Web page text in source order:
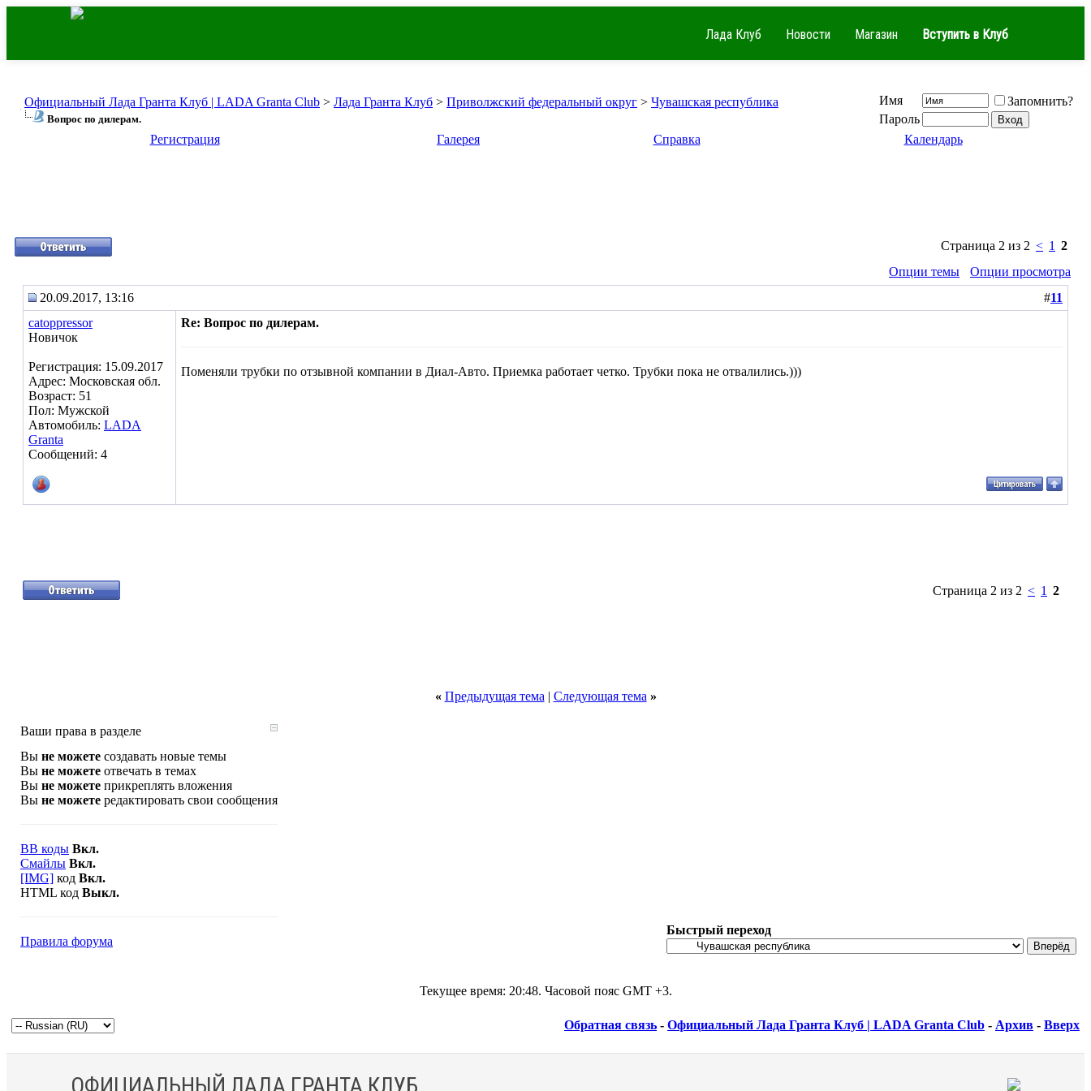
Лада Клуб Новости Магазин Вступить в Клуб
Официальный Лада Гранта Клуб | LADA Granta Club > Лада Гранта Клуб > Приволжский федеральный округ > Чувашская республика
Вопрос по дилерам.
Имя
Запомнить?
Пароль
Регистрация
Галерея Справка Календарь
Страница 2 из 2 < 1 2
Опции темы
Опции просмотра
20.09.2017, 13:16
#11
catoppressor
Новичок
Регистрация: 15.09.2017
Адрес: Московская обл.
Возраст: 51
Пол: Мужской
Автомобиль: LADA
Granta
Сообщений: 4
Re: Вопрос по дилерам.
Поменяли трубки по отзывной компании в Диал-Авто. Приемка работает четко. Трубки пока не отвалились.)))
Страница 2 из 2 < 1 2
« Предыдущая тема | Следующая тема »
Ваши права в разделе
Вы не можете создавать новые темы
Вы не можете отвечать в темах
Вы не можете прикреплять вложения
Вы не можете редактировать свои сообщения
BB коды Вкл.
Смайлы Вкл.
[IMG] код Вкл.
HTML код Выкл.
Правила форума
Быстрый переход
Текущее время: 20:48. Часовой пояс GMT +3.
Обратная связь - Официальный Лада Гранта Клуб | LADA Granta Club - Архив - Вверх